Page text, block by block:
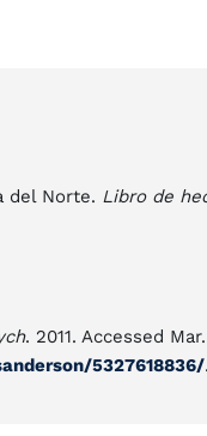
del Norte. Libro de
. 2011. Accessed Mar.
5327618836/.